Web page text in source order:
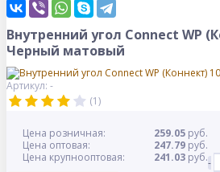
Внутренний угол Connect WP
Черный матовый
Артикул: -
(1)
Цена розничная: 259.05 руб.
Цена оптовая:
247.79 руб.
Цена крупнооптовая:
241.03 руб.-